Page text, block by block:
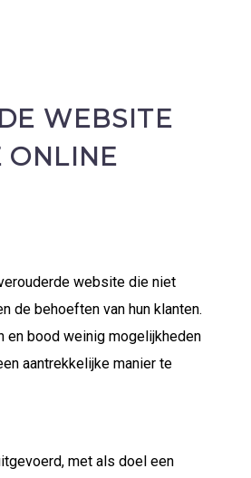
WEBSITE
ONLINE
website die niet
de behoeften van hun klanten.
en bood weinig mogelijkheden
aantrekkelijke manier te
met als doel een